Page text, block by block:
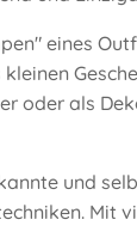
eines
oder als
und
Mit